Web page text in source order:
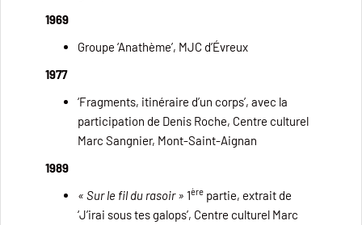
1969
Groupe ‘Anathème’, MJC d’Évreux
1977
‘Fragments, itinéraire d’un corps’, avec la
participation de Denis Roche, Centre culturel
Marc Sangnier, Mont-Saint-Aignan
1989
« Sur le fil du rasoir » 1ère partie, extrait de
‘J’irai sous tes galops’, Centre culturel Marc